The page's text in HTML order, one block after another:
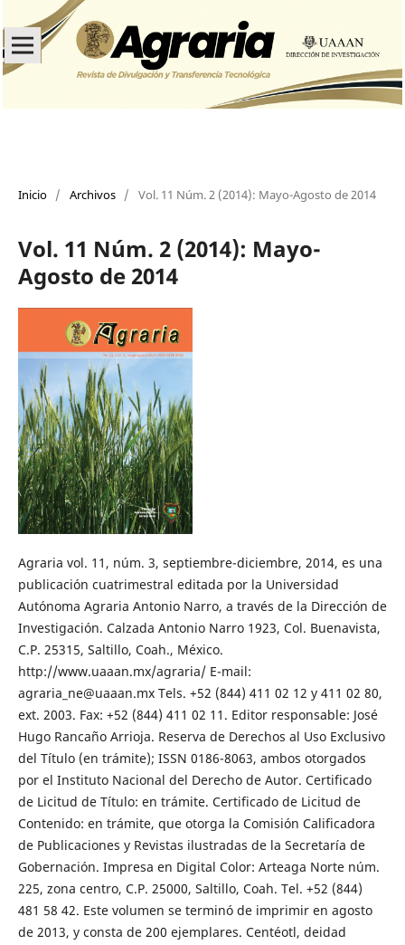
Inicio / Archivos / Vol. 11 Núm. 2 (2014): Mayo-Agosto de 2014
Vol. 11 Núm. 2 (2014): Mayo-
Agosto de 2014
Agraria vol. 11, núm. 3, septiembre-diciembre, 2014, es una
publicación cuatrimestral editada por la Universidad
Autónoma Agraria Antonio Narro, a través de la Dirección de
Investigación. Calzada Antonio Narro 1923, Col. Buenavista,
C.P. 25315, Saltillo, Coah., México.
http://www.uaaan.mx/agraria/ E-mail:
agraria_ne@uaaan.mx Tels. +52 (844) 411 02 12 y 411 02 80,
ext. 2003. Fax: +52 (844) 411 02 11. Editor responsable: José
Hugo Rancaño Arrioja. Reserva de Derechos al Uso Exclusivo
del Título (en trámite); ISSN 0186-8063, ambos otorgados
por el Instituto Nacional del Derecho de Autor. Certificado
de Licitud de Título: en trámite. Certificado de Licitud de
Contenido: en trámite, que otorga la Comisión Calificadora
de Publicaciones y Revistas ilustradas de la Secretaría de
Gobernación. Impresa en Digital Color: Arteaga Norte núm.
225, zona centro, C.P. 25000, Saltillo, Coah. Tel. +52 (844)
481 58 42. Este volumen se terminó de imprimir en agosto
de 2013, y consta de 200 ejemplares. Centéotl, deidad